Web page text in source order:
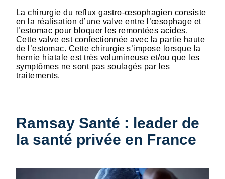
La chirurgie du reflux gastro-œsophagien consiste
en la réalisation d’une valve entre l’œsophage et
l’estomac pour bloquer les remontées acides.
Cette valve est confectionnée avec la partie haute
de l’estomac. Cette chirurgie s’impose lorsque la
hernie hiatale est très volumineuse et/ou que les
symptômes ne sont pas soulagés par les
traitements.
Ramsay Santé : leader de
la santé privée en France